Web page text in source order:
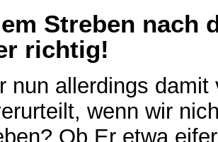
Streben nach
richtig!
nun allerdings
wenn wir
Ob Er etwa